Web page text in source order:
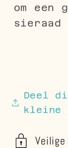
om een
Deel
kleine